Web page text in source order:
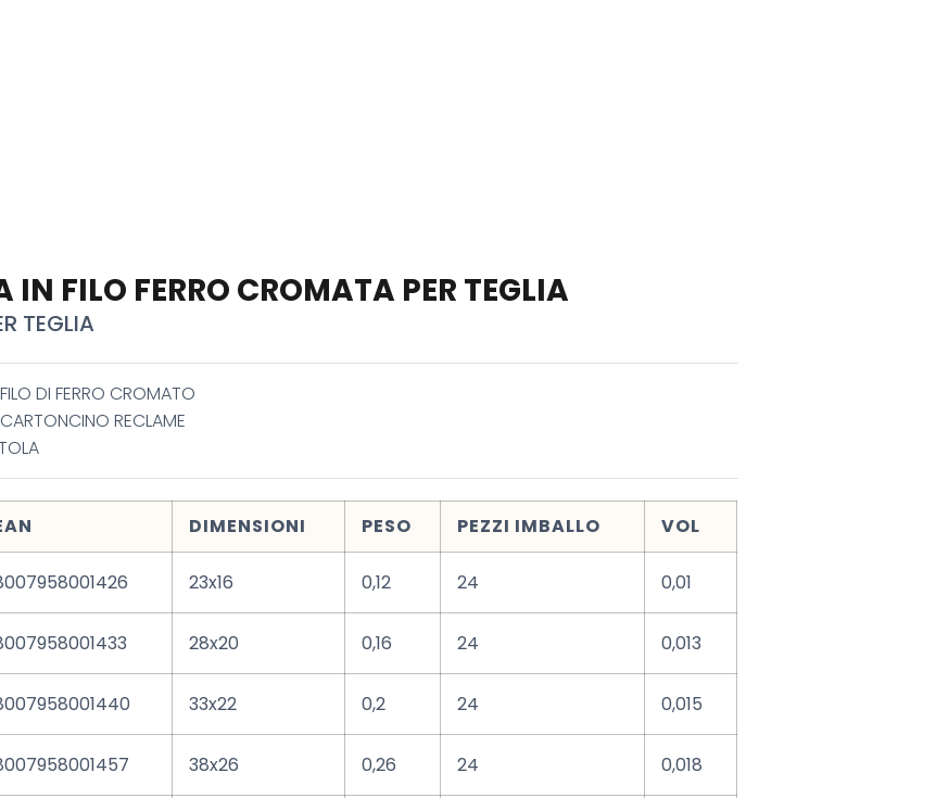
IN FILO FERRO CROMATA PER TEGLIA
TEGLIA
DI FERRO CROMATO
RECLAME
DIMENSIONI PESO PEZZI IMBALLO VOL
23x16 0,12 24 0,01
28x20 0,16 24 0,013
33x22 0,2 24 0,015
38x26 0,26 24 0,018